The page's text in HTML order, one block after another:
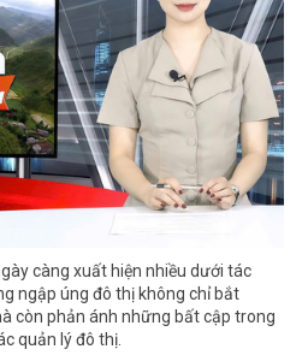
càng xuất hiện nhiều dưới tác
ngập úng đô thị không chỉ bắt
còn phản ánh những bất cập trong
quản lý đô thị.